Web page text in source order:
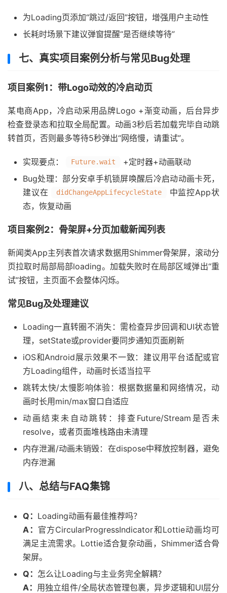
为Loading页添加“跳过/返回”按钮，增强用户主动性
长耗时场景下建议弹窗提醒“是否继续等待”
七、真实项目案例分析与常见Bug处理
项目案例1：带Logo动效的冷启动页
某电商App，冷启动采用品牌Logo +渐变动画，后台异步
检查登录态和拉取全局配置。动画3秒后若加载完毕自动跳
转首页，否则最多等待5秒弹出“网络慢，请重试”。
实现要点： Future.wait
+定时器+动画联动
Bug处理：部分安卓手机锁屏唤醒后冷启动动画卡死，
建议在
didChangeAppLifecycleState
中监控App状
态，恢复动画
项目案例2：骨架屏+分页加载新闻列表
新闻类App主列表首次请求数据用Shimmer骨架屏，滚动分
页拉取时局部局部loading。加载失败时在局部区域弹出“重
试”按钮，主页面不会整体闪烁。
常见Bug及处理建议
Loading一直转圈不消失：需检查异步回调和UI状态管
理，setState或provider要同步通知页面刷新
iOS和Android展示效果不一致：建议用平台适配或官
方Loading组件，动画时长适当拉平
跳转太快/太慢影响体验：根据数据量和网络情况，动
画时长用min/max窗口自适应
动画结束未自动跳转：排查Future/Stream是否未
resolve，或者页面堆栈路由未清理
内存泄漏/动画未销毁：在dispose中释放控制器，避免
内存泄漏
八、总结与FAQ集锦
Q： Loading动画有最佳推荐吗？
A： 官方CircularProgressIndicator和Lottie动画均可
满足主流需求。Lottie适合复杂动画，Shimmer适合骨
架屏。
Q： 怎么让Loading与主业务完全解耦？
A： 用独立组件/全局状态管理包裹，异步逻辑和UI层分